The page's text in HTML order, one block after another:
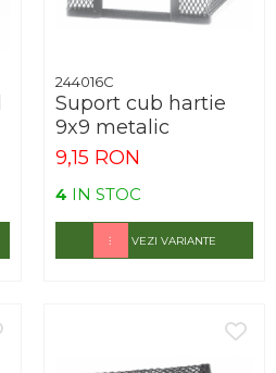
244016C
Suport cub hartie
9x9 metalic
9,15 RON
4 IN STOC
VEZI VARIANTE